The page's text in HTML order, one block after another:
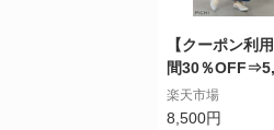
【クーポン利
間30％
円】着丈が選べ
メイドデニムス
楽天市場
8,500円